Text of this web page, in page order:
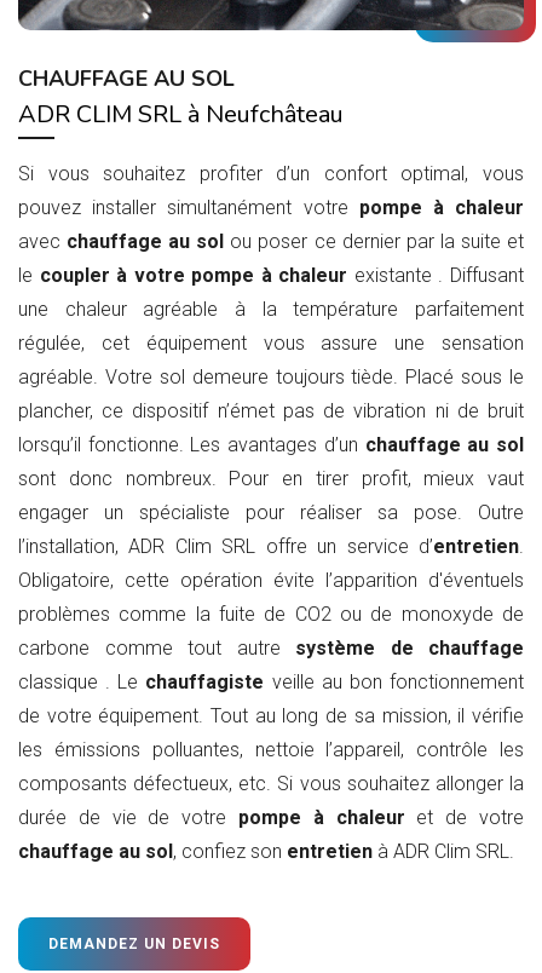
CHAUFFAGE AU SOL
ADR CLIM SRL à Neufchâteau
Si vous souhaitez profiter d’un confort optimal, vous
pouvez installer simultanément votre pompe à chaleur
avec chauffage au sol ou poser ce dernier par la suite et
le coupler à votre pompe à chaleur existante . Diffusant
une chaleur agréable à la température parfaitement
régulée, cet équipement vous assure une sensation
agréable. Votre sol demeure toujours tiède. Placé sous le
plancher, ce dispositif n’émet pas de vibration ni de bruit
lorsqu’il fonctionne. Les avantages d’un chauffage au sol
sont donc nombreux. Pour en tirer profit, mieux vaut
engager un spécialiste pour réaliser sa pose. Outre
l’installation, ADR Clim SRL offre un service d’entretien.
Obligatoire, cette opération évite l’apparition d'éventuels
problèmes comme la fuite de CO2 ou de monoxyde de
carbone comme tout autre système de chauffage
classique . Le chauffagiste veille au bon fonctionnement
de votre équipement. Tout au long de sa mission, il vérifie
les émissions polluantes, nettoie l’appareil, contrôle les
composants défectueux, etc. Si vous souhaitez allonger la
durée de vie de votre pompe à chaleur et de votre
chauffage au sol, confiez son entretien à ADR Clim SRL.
DEMANDEZ UN DEVIS